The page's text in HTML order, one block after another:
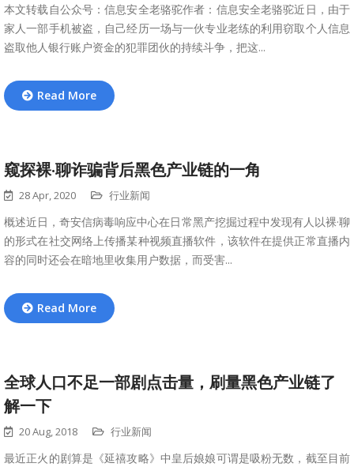
本文转载自公众号：信息安全老骆驼作者：信息安全老骆驼近日，由于
家人一部手机被盗，自己经历一场与一伙专业老练的利用窃取个人信息
盗取他人银行账户资金的犯罪团伙的持续斗争，把这...
Read More
窥探裸·聊诈骗背后黑色产业链的一角
28 Apr, 2020 行业新闻
概述近日，奇安信病毒响应中心在日常黑产挖掘过程中发现有人以裸·聊
的形式在社交网络上传播某种视频直播软件，该软件在提供正常直播内
容的同时还会在暗地里收集用户数据，而受害...
Read More
全球人口不足一部剧点击量，刷量黑色产业链了
解一下
20 Aug, 2018 行业新闻
最近正火的剧算是《延禧攻略》中皇后娘娘可谓是吸粉无数，截至目前